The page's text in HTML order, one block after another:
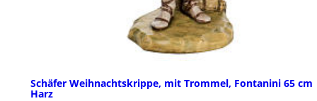
Schäfer Weihnachtskrippe, mit Trommel, Fontanini 65 cm
Harz